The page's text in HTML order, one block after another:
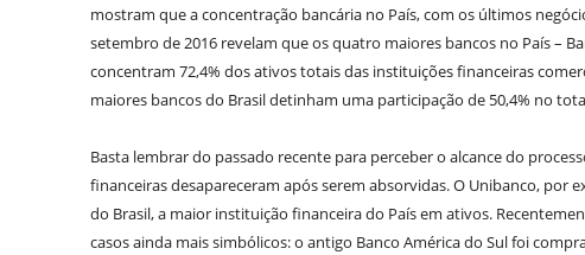
mostram que a concentração bancária no País, com os últimos
setembro de 2016 revelam que os quatro maiores bancos no País –
concentram 72,4% dos ativos totais das instituições financeiras
maiores bancos do Brasil detinham uma participação de 50,4% no
Basta lembrar do passado recente para perceber o alcance do
financeiras desapareceram após serem absorvidas. O Unibanco, por
do Brasil, a maior instituição financeira do País em ativos.
casos ainda mais simbólicos: o antigo Banco América do Sul foi